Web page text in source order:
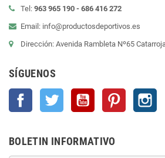
Tel: 963 965 190 - 686 416 272
Email: info@productosdeportivos.es
Dirección: Avenida Rambleta Nº65
SÍGUENOS
Facebook Twitter YouTube Pinterest
BOLETIN INFORMATIVO